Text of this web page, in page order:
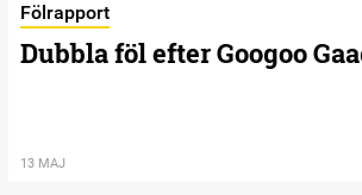
Fölrapport
Dubbla föl efter Googoo
13 MAJ